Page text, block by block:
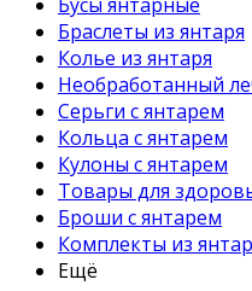
Браслеты из янтаря
Колье из янтаря
Необработанный
Серьги с янтарем
Кольца с янтарем
Кулоны с янтарем
Товары для
Броши с янтарем
Комплекты из
Ещё